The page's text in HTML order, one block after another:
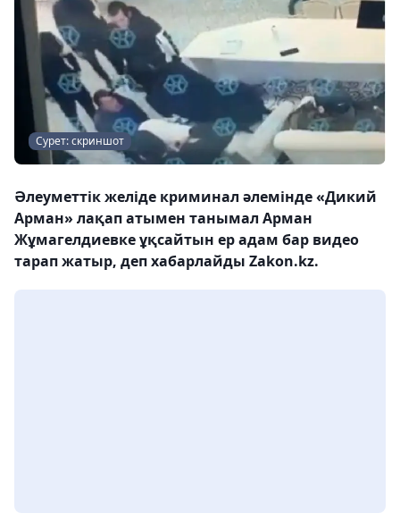
Сурет: скриншот
Әлеуметтік желіде криминал әлемінде «Дикий
Арман» лақап атымен танымал Арман
Жұмагелдиевке ұқсайтын ер адам бар видео
тарап жатыр, деп хабарлайды Zakon.kz.